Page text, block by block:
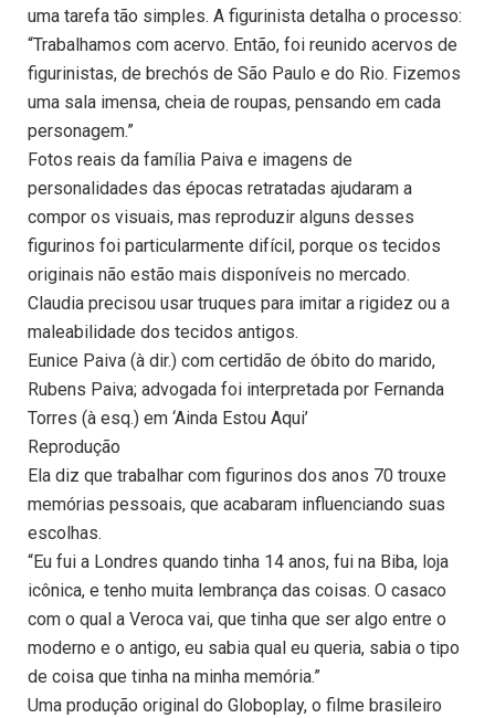
uma tarefa tão simples. A figurinista detalha o processo:
“Trabalhamos com acervo. Então, foi reunido acervos de
figurinistas, de brechós de São Paulo e do Rio. Fizemos
uma sala imensa, cheia de roupas, pensando em cada
personagem.”
Fotos reais da família Paiva e imagens de
personalidades das épocas retratadas ajudaram a
compor os visuais, mas reproduzir alguns desses
figurinos foi particularmente difícil, porque os tecidos
originais não estão mais disponíveis no mercado.
Claudia precisou usar truques para imitar a rigidez ou a
maleabilidade dos tecidos antigos.
Eunice Paiva (à dir.) com certidão de óbito do marido,
Rubens Paiva; advogada foi interpretada por Fernanda
Torres (à esq.) em ‘Ainda Estou Aqui’
Reprodução
Ela diz que trabalhar com figurinos dos anos 70 trouxe
memórias pessoais, que acabaram influenciando suas
escolhas.
“Eu fui a Londres quando tinha 14 anos, fui na Biba, loja
icônica, e tenho muita lembrança das coisas. O casaco
com o qual a Veroca vai, que tinha que ser algo entre o
moderno e o antigo, eu sabia qual eu queria, sabia o tipo
de coisa que tinha na minha memória.”
Uma produção original do Globoplay, o filme brasileiro